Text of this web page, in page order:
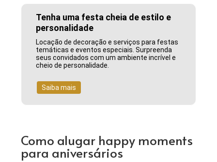
Tenha uma festa cheia de estilo e
personalidade
Locação de decoração e serviços para festas
temáticas e eventos especiais. Surpreenda
seus convidados com um ambiente incrível e
cheio de personalidade.
Saiba mais
Como alugar happy moments
para aniversários